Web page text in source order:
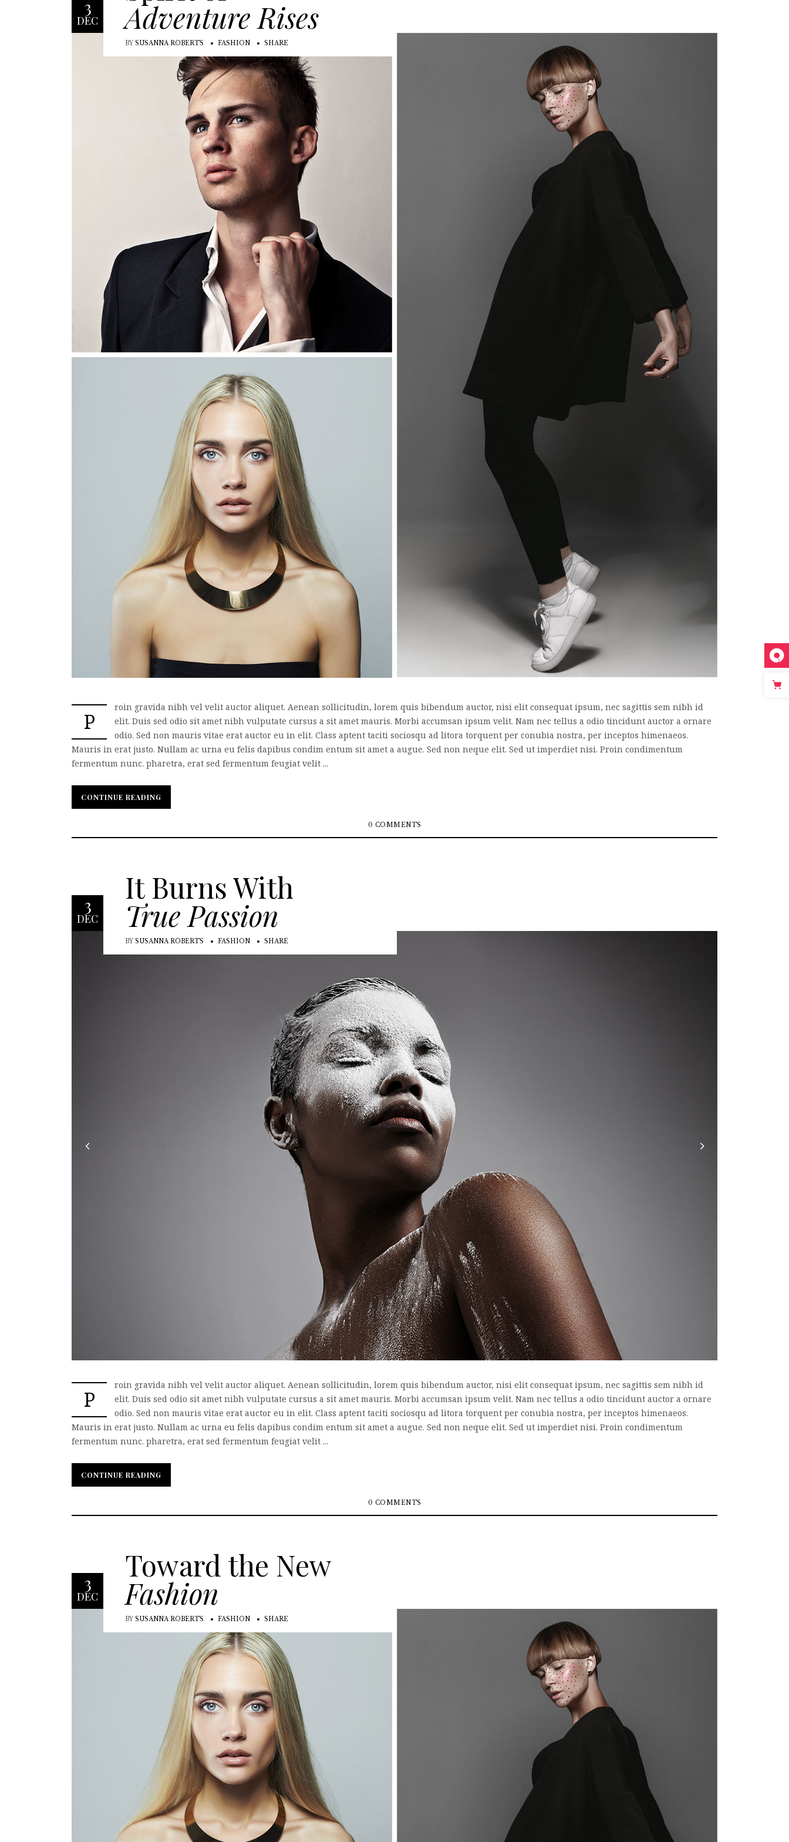
3
DEC Adventure Rises
BY SUSANNA ROBERTS FASHION SHARE
P
roin gravida nibh vel velit auctor aliquet. Aenean sollicitudin, lorem quis bibendum auctor, nisi elit consequat ipsum, nec sagittis sem nibh id
elit. Duis sed odio sit amet nibh vulputate cursus a sit amet mauris. Morbi accumsan ipsum velit. Nam nec tellus a odio tincidunt auctor a ornare
odio. Sed non mauris vitae erat auctor eu in elit. Class aptent taciti sociosqu ad litora torquent per conubia nostra, per inceptos himenaeos.
Mauris in erat justo. Nullam ac urna eu felis dapibus condim entum sit amet a augue. Sed non neque elit. Sed ut imperdiet nisi. Proin condimentum
fermentum nunc. pharetra, erat sed fermentum feugiat velit ...
CONTINUE READING
CONTINUE READING
0 COMMENTS
3
DEC
It Burns With
True Passion
BY SUSANNA ROBERTS FASHION SHARE
P
roin gravida nibh vel velit auctor aliquet. Aenean sollicitudin, lorem quis bibendum auctor, nisi elit consequat ipsum, nec sagittis sem nibh id
elit. Duis sed odio sit amet nibh vulputate cursus a sit amet mauris. Morbi accumsan ipsum velit. Nam nec tellus a odio tincidunt auctor a ornare
odio. Sed non mauris vitae erat auctor eu in elit. Class aptent taciti sociosqu ad litora torquent per conubia nostra, per inceptos himenaeos.
Mauris in erat justo. Nullam ac urna eu felis dapibus condim entum sit amet a augue. Sed non neque elit. Sed ut imperdiet nisi. Proin condimentum
fermentum nunc. pharetra, erat sed fermentum feugiat velit ...
CONTINUE READING
CONTINUE READING
0 COMMENTS
3
DEC
Toward the New
Fashion
BY SUSANNA ROBERTS FASHION SHARE